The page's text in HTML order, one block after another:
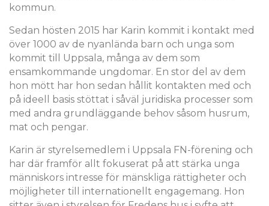
kommun.
Sedan hösten 2015 har Karin kommit i kontakt med
över 1000 av de nyanlända barn och unga som
kommit till Uppsala, många av dem som
ensamkommande ungdomar. En stor del av dem
hon mött har hon sedan hållit kontakten med och
på ideell basis stöttat i såväl juridiska processer som
med andra grundläggande behov såsom husrum,
mat och pengar.
Karin är styrelsemedlem i Uppsala FN-förening och
har där framför allt fokuserat på att stärka unga
människors intresse för mänskliga rättigheter och
möjligheter till internationellt engagemang. Hon